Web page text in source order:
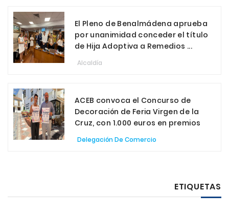
El Pleno de Benalmádena aprueba
por unanimidad conceder el título
de Hija Adoptiva a Remedios ...
Alcaldía
ACEB convoca el Concurso de
Decoración de Feria Virgen de la
Cruz, con 1.000 euros en premios
Delegación De Comercio
ETIQUETAS